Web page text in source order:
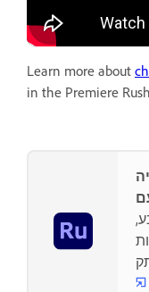
Learn more about
in the Premiere